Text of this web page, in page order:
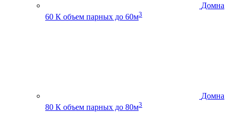
Домна
60 К объем парных до 60м3
Домна
80 К объем парных до 80м3